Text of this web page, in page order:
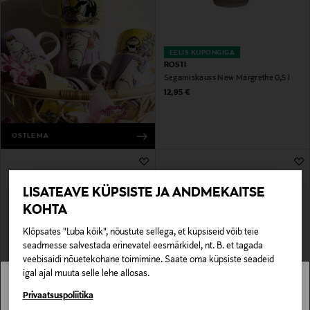
LISATEAVE KÜPSISTE JA ANDMEKAITSE
KOHTA
Klõpsates "Luba kõik", nõustute sellega, et küpsiseid võib teie
seadmesse salvestada erinevatel eesmärkidel, nt. B. et tagada
veebisaidi nõuetekohane toimimine. Saate oma küpsiste seadeid
igal ajal muuta selle lehe allosas.
Privaatsuspoliitika
OSTLEMA
EELIS KUPONGIGA
ROSTI
Segamiskauss New Margrethe 0,5 l
Original Price
12,95 €
ROSTI
Stockmann pole Sinu riigis saadaval.